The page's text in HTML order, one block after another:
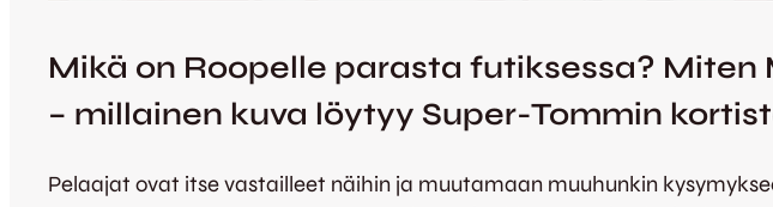
Mikä on Roopelle parasta futiksessa?
– millainen kuva löytyy Super-Tommin
Pelaajat ovat itse vastailleet näihin ja muutamaan muuhunkin